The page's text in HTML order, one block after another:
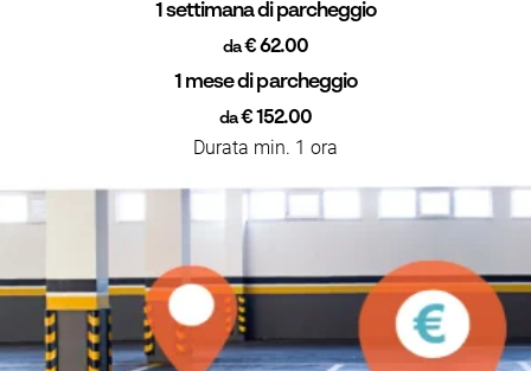
1 settimana di parcheggio
da€ 62.00
1 mese di parcheggio
da€ 152.00
Durata min. 1 ora